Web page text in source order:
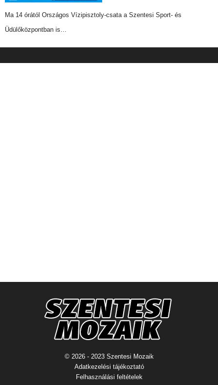
Ma 14 órától Országos Vízipisztoly-csata a Szentesi Sport- és
Üdülőközpontban is…
© 2026 - 2023 Szentesi Mozaik
Adatkezelési tájékoztató
Felhasználási feltételek